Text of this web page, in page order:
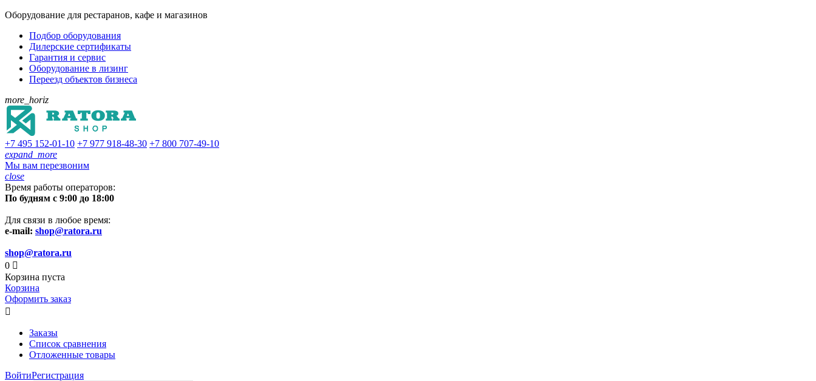
Оборудование для рестаранов, кафе и магазинов
Подбор оборудования
Дилерские сертификаты
Гарантия и сервис
Оборудование в лизинг
Переезд объектов бизнеса
more_horiz
+7 495 152-01-10 +7 977 918-48-30 +7 800 707-49-10
expand_more
Мы вам перезвоним
close
Время работы операторов:
По будням с 9:00 до 18:00
Для связи в любое время:
e-mail: shop@ratora.ru
shop@ratora.ru
0 
Корзина пуста
Корзина
Оформить заказ

Заказы
Список сравнения
Отложенные товары
ВойтиРегистрация